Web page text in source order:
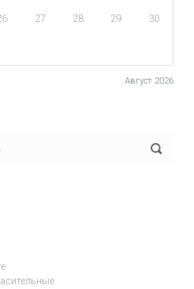
Август 2026
27 28 29 30